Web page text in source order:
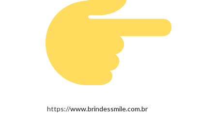
https://www.brindessmile.com.br